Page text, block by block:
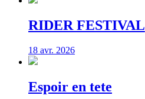
RIDER FESTIVAL
18 avr. 2026
Espoir en tete